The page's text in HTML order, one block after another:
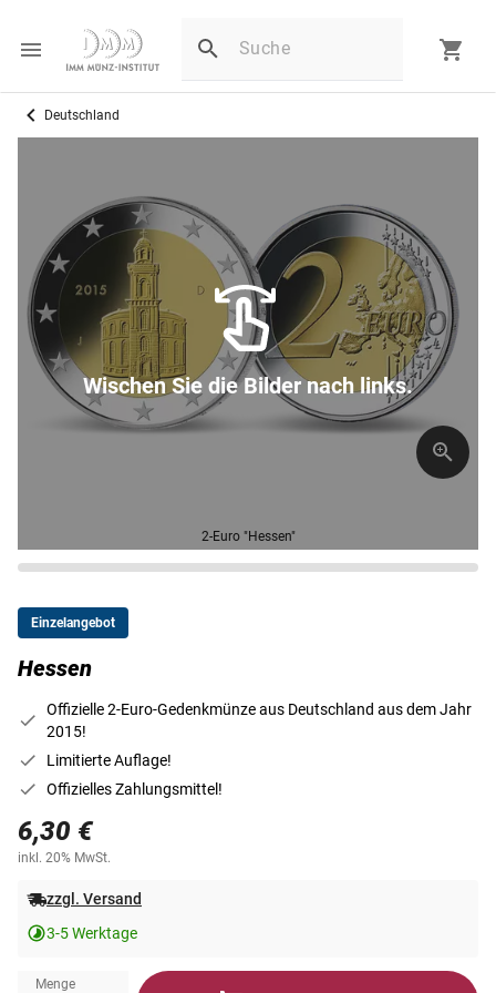
Deutschland
2-Euro "Hessen"
Wischen Sie die Bilder nach links.
Einzelangebot
Hessen
Offizielle 2-Euro-Gedenkmünze aus Deutschland aus dem Jahr
2015!
Limitierte Auflage!
Offizielles Zahlungsmittel!
6,30 €
inkl. 20% MwSt.
zzgl. Versand
3-5 Werktage
Menge